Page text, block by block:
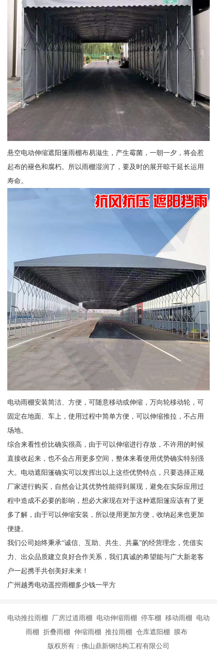
悬空电动伸缩遮阳篷雨棚布易滋生，产生霉菌，一朝一夕，将会惹
起布的褪色和腐朽。所以雨棚湿润了，要及时的展开晾干延长运用
寿命。
电动雨棚安装简洁、方便，可随意移动或伸缩，万向轮移动轮，可
固定在地面、车上，使用过程中简单方便，可以伸缩推拉，不占用
场地。
综合来看性价比确实很高，由于可以伸缩进行存放，不许用的时候
直接收起来，也不会占用更多空间，整体来看使用优势确实特别强
大。电动遮阳篷确实可以发挥出以上这些优势特点，只要选择正规
厂家进行购买，自然会让其优势性能得到展现，避免在实际应用过
程中造成不必要的影响，想必大家现在对于这种遮阳篷应该有了更
多了解，由于可以伸缩安装，所以使用更加方便，收纳起来也更加
便捷。
我们公司始终秉承“诚信、互助、共生、共赢”的经营理念，凭借实
力、出众品质建立良好合作关系，我们真诚的希望能与广大新老客
户一起携手共创美好未来！
广州越秀电动遥控雨棚多少钱一平方
电动推拉雨棚 厂房过道雨棚 电动伸缩雨棚 停车棚 移动雨棚 电动
雨棚 折叠雨棚 伸缩雨棚 推拉雨棚 仓库遮阳棚 膜布
版权所有：佛山鼎新钢结构工程有限公司